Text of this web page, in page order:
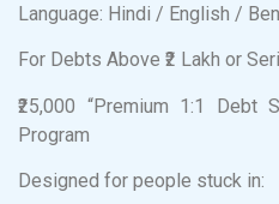
Language: Hindi / English /
For Debts Above ₹2 Lakh or
₹25,000 “Premium 1:1 Debt
Program
Designed for people stuck in: